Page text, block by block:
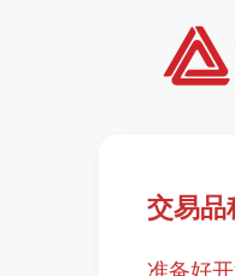
交易品